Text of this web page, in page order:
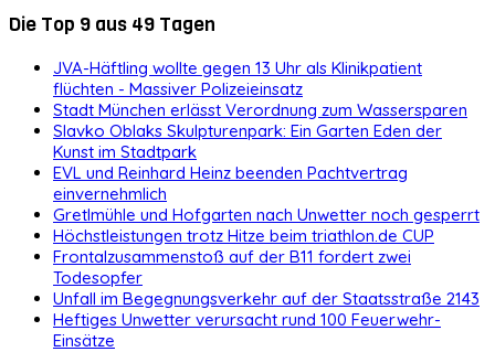
Die Top 9 aus 49 Tagen
JVA-Häftling wollte gegen 13 Uhr als Klinikpatient
flüchten - Massiver Polizeieinsatz
Stadt München erlässt Verordnung zum Wassersparen
Slavko Oblaks Skulpturenpark: Ein Garten Eden der
Kunst im Stadtpark
EVL und Reinhard Heinz beenden Pachtvertrag
einvernehmlich
Gretlmühle und Hofgarten nach Unwetter noch gesperrt
Höchstleistungen trotz Hitze beim triathlon.de CUP
Frontalzusammenstoß auf der B11 fordert zwei
Todesopfer
Unfall im Begegnungsverkehr auf der Staatsstraße 2143
Heftiges Unwetter verursacht rund 100 Feuerwehr-
Einsätze